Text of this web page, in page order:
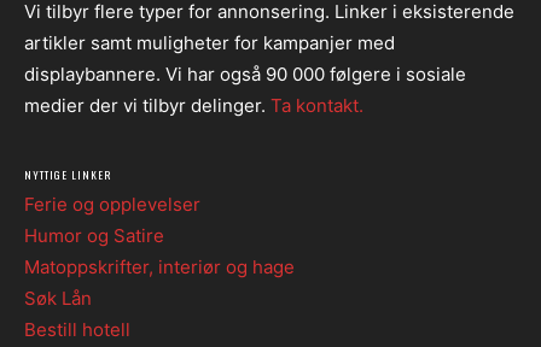
Vi tilbyr flere typer for annonsering. Linker i eksisterende
artikler samt muligheter for kampanjer med
displaybannere. Vi har også 90 000 følgere i sosiale
medier der vi tilbyr delinger. Ta kontakt.
NYTTIGE LINKER
Ferie og opplevelser
Humor og Satire
Matoppskrifter, interiør og hage
Søk Lån
Bestill hotell